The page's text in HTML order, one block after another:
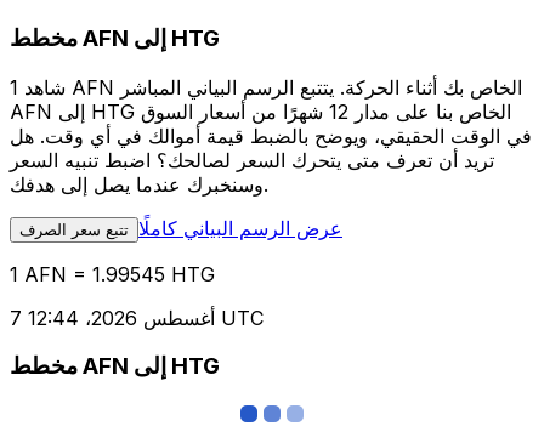
مخطط AFN إلى HTG
شاهد 1 AFN الخاص بك أثناء الحركة. يتتبع الرسم البياني المباشر
AFN إلى HTG الخاص بنا على مدار 12 شهرًا من أسعار السوق
في الوقت الحقيقي، ويوضح بالضبط قيمة أموالك في أي وقت. هل
تريد أن تعرف متى يتحرك السعر لصالحك؟ اضبط تنبيه السعر
وسنخبرك عندما يصل إلى هدفك.
تتبع سعر الصرف عرض الرسم البياني كاملًا
1 AFN = 1.99545 HTG
7 أغسطس 2026، 12:44 UTC
مخطط AFN إلى HTG